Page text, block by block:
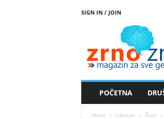
SIGN IN / JOIN
POČETNA
Home Lifestyle Život